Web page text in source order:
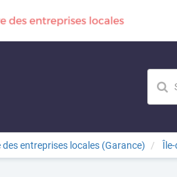
entreprises locales (Garance)